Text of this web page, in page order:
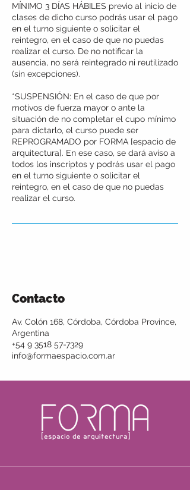
MÍNIMO 3 DÍAS HÁBILES previo al inicio de
clases de dicho curso podrás usar el pago
en el turno siguiente o solicitar el
reintegro, en el caso de que no puedas
realizar el curso. De no notificar la
ausencia, no será reintegrado ni reutilizado
(sin excepciones).
*SUSPENSIÓN: En el caso de que por
motivos de fuerza mayor o ante la
situación de no completar el cupo mínimo
para dictarlo, el curso puede ser
REPROGRAMADO por FORMA [espacio de
arquitectura]. En ese caso, se dará aviso a
todos los inscriptos y podrás usar el pago
en el turno siguiente o solicitar el
reintegro, en el caso de que no puedas
realizar el curso.
Contacto
Av. Colón 168, Córdoba, Córdoba Province,
Argentina
+54 9 3518 57-7329
info@formaespacio.com.ar